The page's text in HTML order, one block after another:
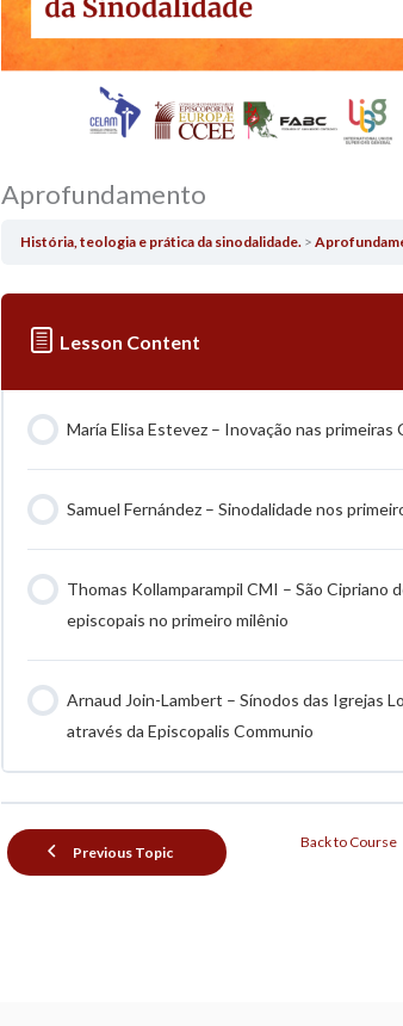
Aprofundamento
História, teologia e prática da sinodalidade.
Lesson Content
María Elisa Estevez – Inovação nas primeiras
Samuel Fernández – Sinodalidade nos
Thomas Kollamparampil CMI – São Cipriano
episcopais no primeiro milênio
Arnaud Join-Lambert – Sínodos das Igrejas
através da Episcopalis Communio
Previous Topic
Back to Course